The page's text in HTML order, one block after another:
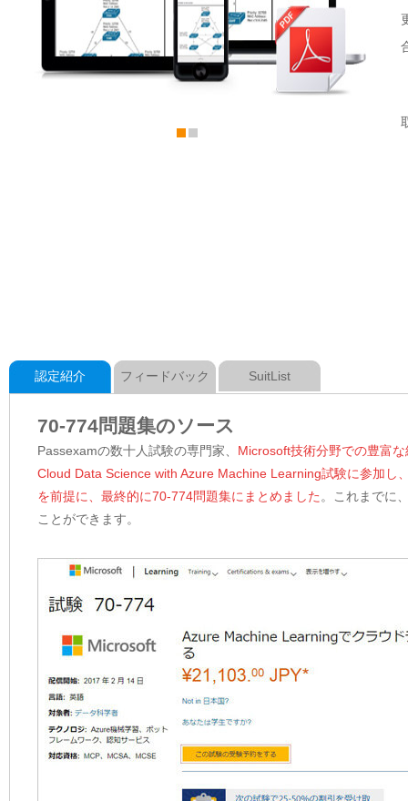
認定紹介 フィードバック SuitList
70-774問題集のソース
Passexamの数十人試験の専門家、 Microsoft技術分野での豊富
Cloud Data Science with Azure Machine Learning試験に参加し
を前提に、最終的に70-774問題集にまとめました 。これまでに
ことができます。